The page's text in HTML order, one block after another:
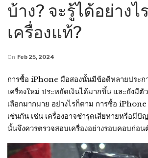
บ้าง? จะรู้ได้อย่างไ
เครื่องแท้?
On Feb 25, 2024
การซื้อ iPhone มือสองนั้นมีข้อดีหลายประก
เครื่องใหม่ ประหยัดเงินได้มากขึ้น และยังมีตั
เลือกมากมาย อย่างไรก็ตาม การซื้อ
เช่นกัน เช่น เครื่องอาจชำรุดเสียหายหรือมี
นั้นจึงควรตรวจสอบเครื่องอย่างรอบคอบก่อ